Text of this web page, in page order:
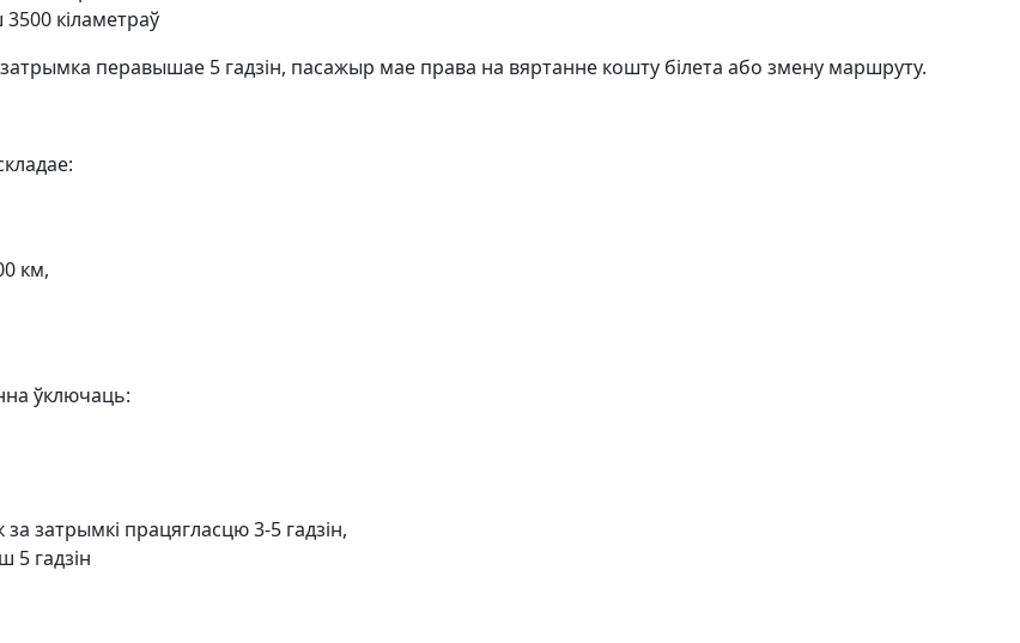
кіламетраў
перавышае 5 гадзін, пасажыр мае права на вяртанне кошту білета або змену маршруту.
км,
ўключаць:
затрымкі працягласцю 3-5 гадзін,
5 гадзін